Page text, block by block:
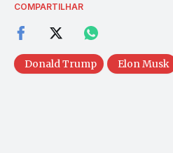
COMPARTILHAR
Donald Trump Elon Musk